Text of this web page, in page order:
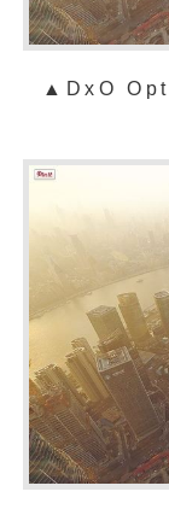
▲ DxO